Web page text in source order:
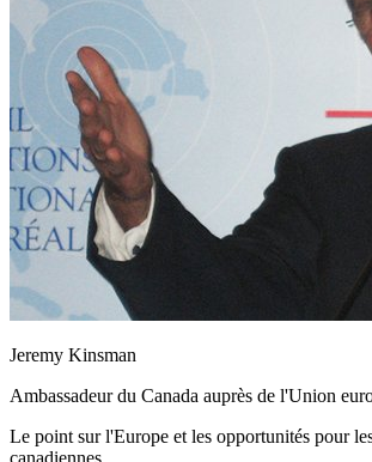
Jeremy Kinsman
Ambassadeur du Canada auprès de l'Union
Le point sur l'Europe et les opportunités pour
canadiennes